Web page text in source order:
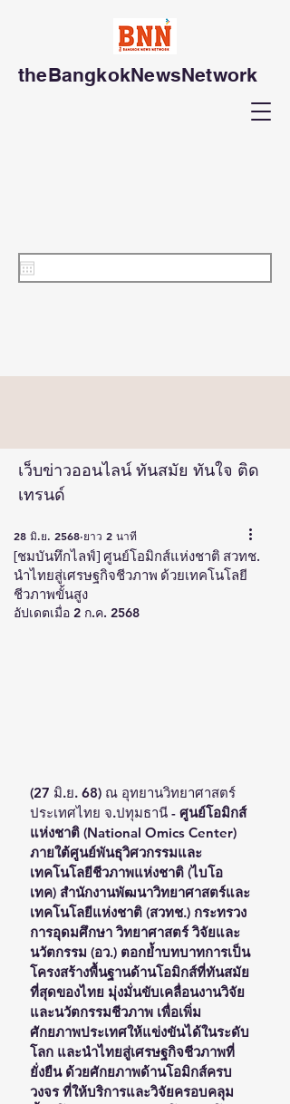
theBangkokNewsNetwork
เว็บข่าวออนไลน์ ทันสมัย ทันใจ ติด
เทรนด์
[ชมบันทึกไลฟ์] ศูนย์โอมิกส์แห่งชาติ สวทช.
นำไทยสู่เศรษฐกิจชีวภาพ ด้วยเทคโนโลยี
ชีวภาพขั้นสูง
28 มิ.ย. 2568 ยาว 2 นาที
อัปเดตเมื่อ 2 ก.ค. 2568
(27 มิ.ย. 68) ณ อุทยานวิทยาศาสตร์
ประเทศไทย จ.ปทุมธานี - ศูนย์โอมิกส์
แห่งชาติ (National Omics Center)
ภายใต้ศูนย์พันธุวิศวกรรมและ
เทคโนโลยีชีวภาพแห่งชาติ (ไบโอ
เทค) สำนักงานพัฒนาวิทยาศาสตร์และ
เทคโนโลยีแห่งชาติ (สวทช.) กระทรวง
การอุดมศึกษา วิทยาศาสตร์ วิจัยและ
นวัตกรรม (อว.) ตอกย้ำบทบาทการเป็น
โครงสร้างพื้นฐานด้านโอมิกส์ที่ทันสมัย
ที่สุดของไทย มุ่งมั่นขับเคลื่อนงานวิจัย
และนวัตกรรมชีวภาพ เพื่อเพิ่ม
ศักยภาพประเทศให้แข่งขันได้ในระดับ
โลก และนำไทยสู่เศรษฐกิจชีวภาพที่
ยั่งยืน ด้วยศักยภาพด้านโอมิกส์ครบ
วงจร ที่ให้บริการและวิจัยครอบคลุม